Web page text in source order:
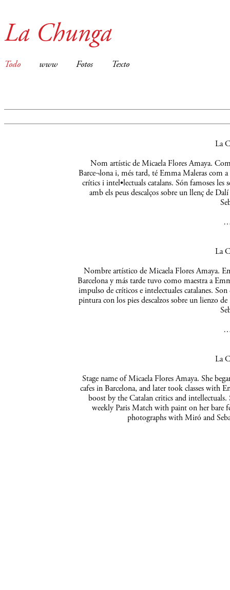
La Chunga
Todo www Fotos Texto
La
Nom artístic de Micaela Flores Amaya.
Barce¬lona i, més tard, té Emma Maleras com
crítics i intel•lectuals catalans. Són famoses
amb els peus descalços sobre un llenç de
La
Nombre artístico de Micaela Flores Amaya.
Barcelona y más tarde tuvo como maestra a
impulso de críticos e intelectuales catalanes.
pintura con los pies descalzos sobre un lienzo
La
Stage name of Micaela Flores Amaya. She
cafes in Barcelona, and later took classes with
boost by the Catalan critics and
weekly Paris Match with paint on her bare
photographs with Miró and